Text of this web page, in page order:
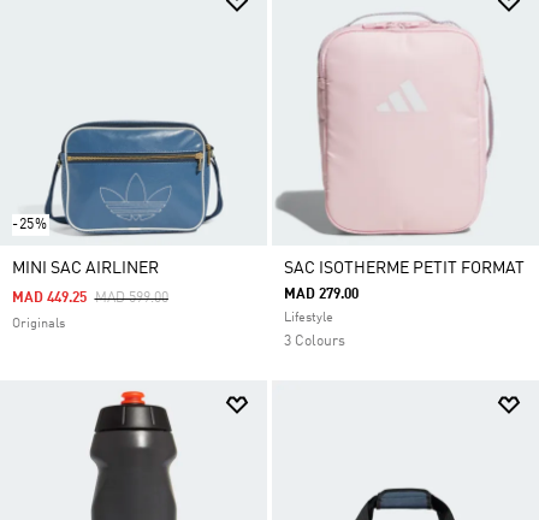
-25%
MINI SAC AIRLINER
Price Reduced From
MAD 599.00To
MAD 449.25
Originals
SAC ISOTHERME PETIT FORMAT
MAD 279.00
Lifestyle
3 Colours